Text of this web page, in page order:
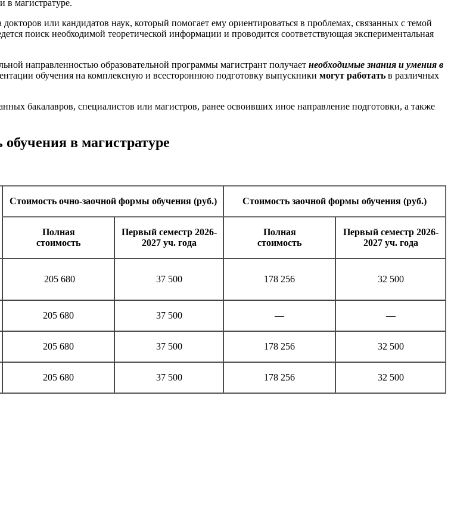
в магистратуре.
или кандидатов наук, который помогает ему ориентироваться в проблемах, связанных с темой
поиск необходимой теоретической информации и проводится соответствующая экспериментальная
направленностью образовательной программы магистрант получает необходимые знания и умения в
обучения на комплексную и всестороннюю подготовку выпускники могут работать в различных
бакалавров, специалистов или магистров, ранее освоивших иное направление подготовки, а также
в магистратуре
Стоимость очно-­заочной формы обучения (руб.) Стоимость заочной формы обучения (руб.)
Полная
стои­мость
Первый семестр 2026-
2027 уч. года
Полная
стои­мость
Первый семестр 2026-
2027 уч. года
205 680 37 500 178 256 32 500
205 680 37 500 — —
205 680 37 500 178 256 32 500
205 680 37 500 178 256 32 500